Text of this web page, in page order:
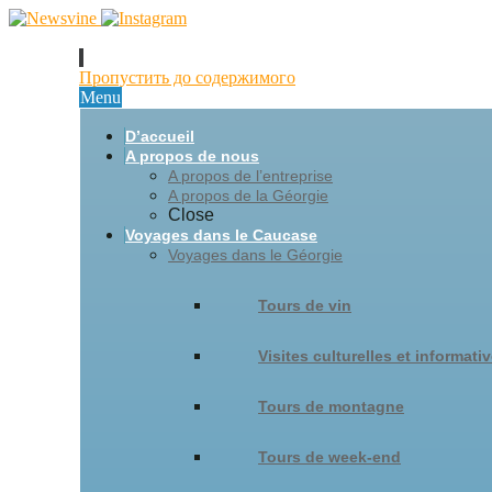
Пропустить до содержимого
Menu
D’accueil
A propos de nous
A propos de l’entreprise
A propos de la Géorgie
Close
Voyages dans le Caucase
Voyages dans le Géorgie
Tours de vin
Visites culturelles et
Tours de montagne
Tours de week-end